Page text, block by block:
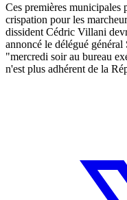
Ces premières
crispation pour les
dissident Cédric Villani
annoncé le délégué
"mercredi soir au bureau
n'est plus adhérent de la